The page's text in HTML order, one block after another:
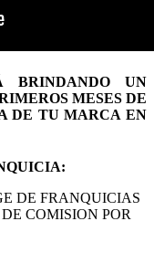
BRINDANDO UN
MESES DE
DE TU MARCA EN
DE FRANQUICIAS
COMISION POR